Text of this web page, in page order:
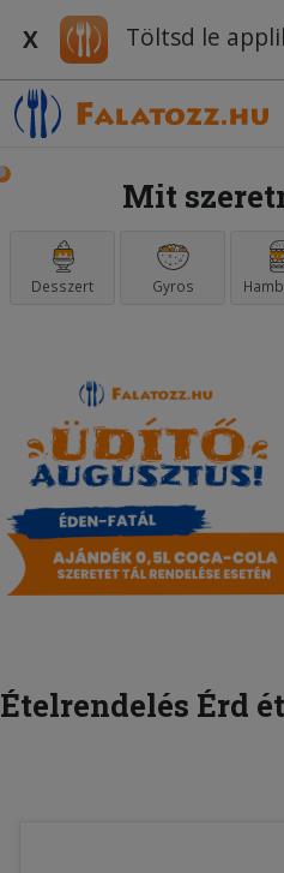
X Töltsd le
Mit
Desszert Gyros
Ételrendelés Érd